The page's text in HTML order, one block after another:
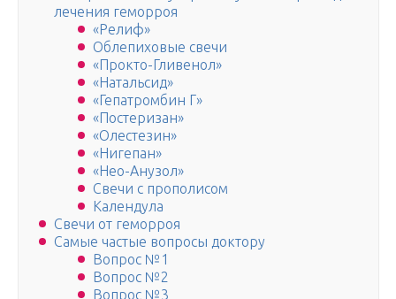
лечения геморроя
«Релиф»
Облепиховые свечи
«Прокто-Гливенол»
«Натальсид»
«Гепатромбин Г»
«Постеризан»
«Олестезин»
«Нигепан»
«Нео-Анузол»
Свечи с прополисом
Календула
Свечи от геморроя
Самые частые вопросы доктору
Вопрос №1
Вопрос №2
Вопрос №3